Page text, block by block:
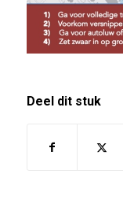
Deel dit stuk